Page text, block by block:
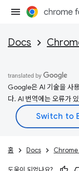
Docs
Google은 AI 기술을 사
다. AI 번역에는 오류가
홈 Docs Chrome